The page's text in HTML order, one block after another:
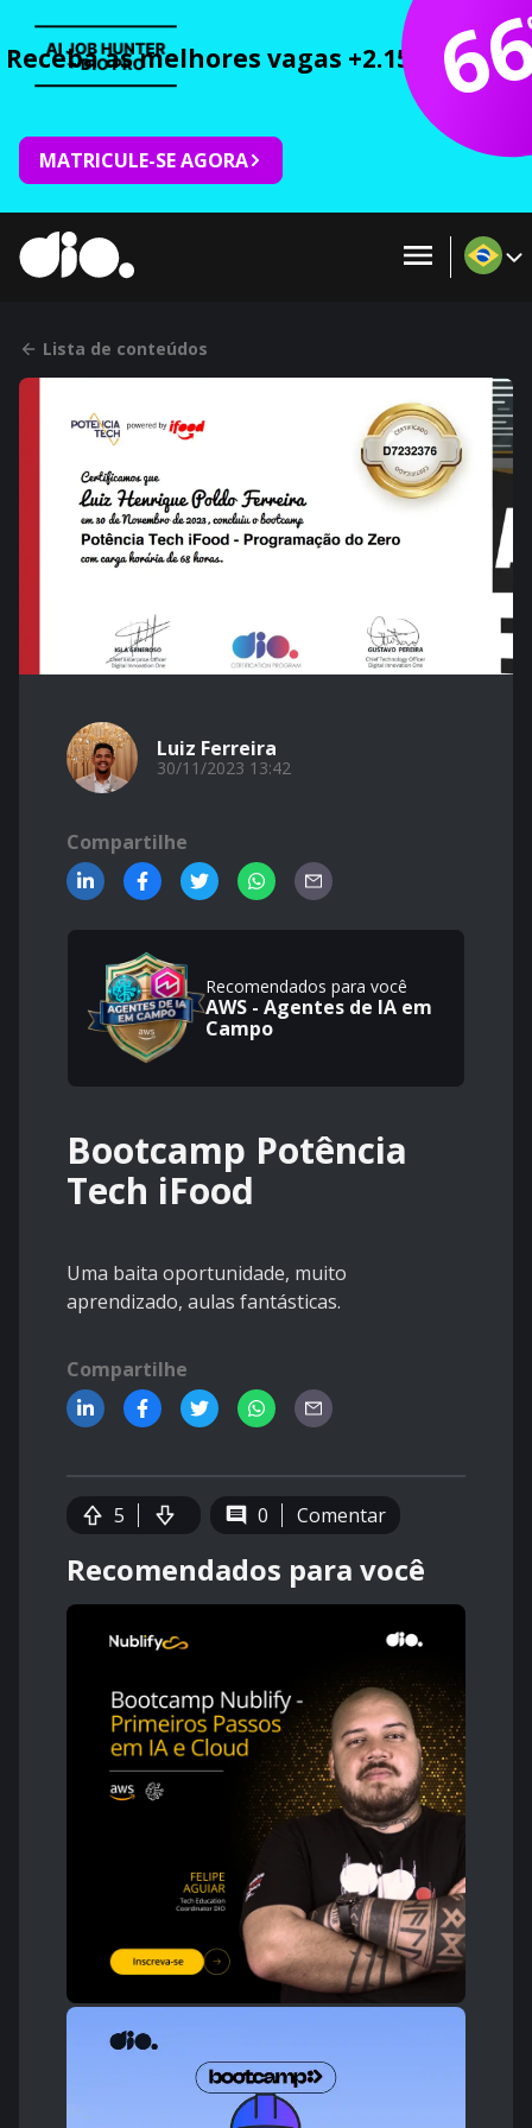
Receba as melhores vagas +2.150 cursos
MATRICULE-SE AGORA
Lista de conteúdos
Luiz Ferreira
30/11/2023 13:42
Compartilhe
Recomendados para você
AWS - Agentes de IA em
Campo
Bootcamp Potência
Tech iFood
Uma baita oportunidade, muito
aprendizado, aulas fantásticas.
Compartilhe
5 0 Comentar
Recomendados para você